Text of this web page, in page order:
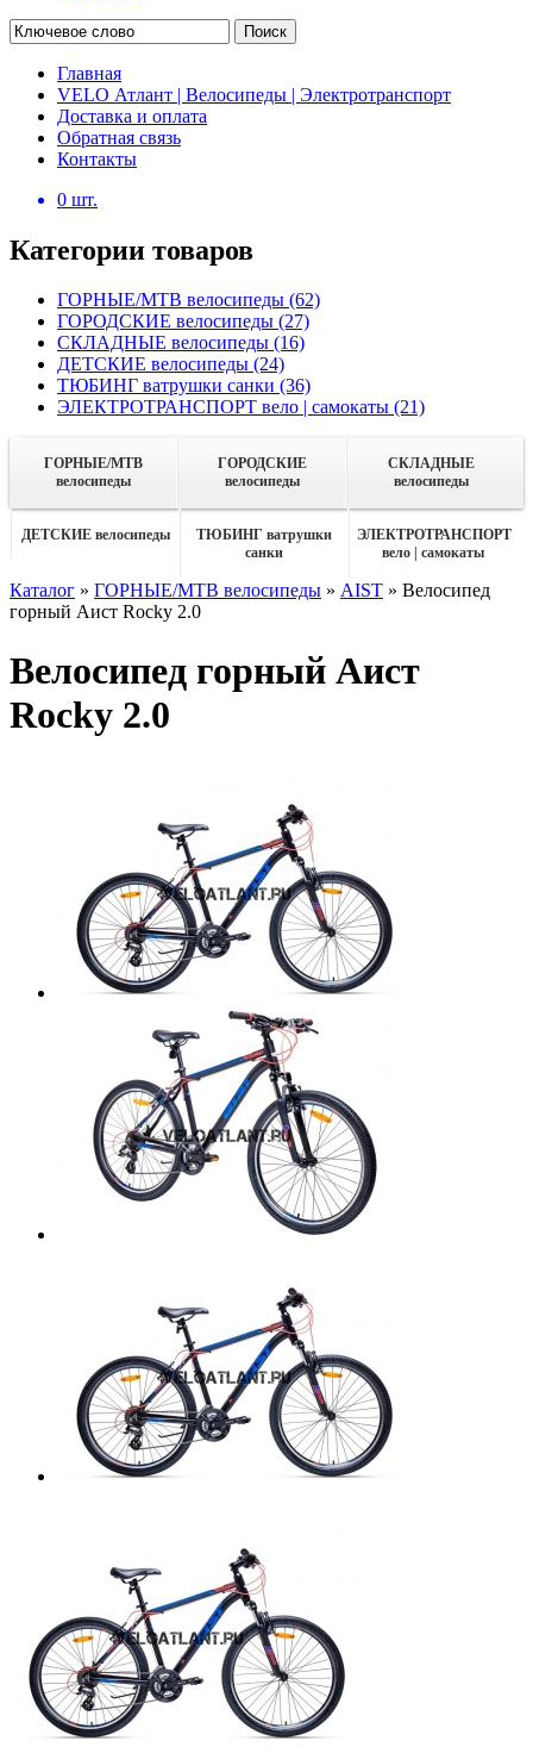
Поиск
Главная
VELO Атлант | Велосипеды | Электротранспорт
Доставка и оплата
Обратная связь
Контакты
0 шт.
Категории товаров
ГОРНЫЕ/MTB велосипеды (62)
ГОРОДСКИЕ велосипеды (27)
СКЛАДНЫЕ велосипеды (16)
ДЕТСКИЕ велосипеды (24)
ТЮБИНГ ватрушки санки (36)
ЭЛЕКТРОТРАНСПОРТ вело | самокаты (21)
ГОРНЫЕ/MTB
велосипеды
ГОРОДСКИЕ
велосипеды
СКЛАДНЫЕ
велосипеды
ДЕТСКИЕ велосипеды
ТЮБИНГ ватрушки
санки
ЭЛЕКТРОТРАНСПОРТ
вело | самокаты
Каталог » ГОРНЫЕ/MTB велосипеды » AIST » Велосипед
горный Аист Rocky 2.0
Велосипед горный Аист
Rocky 2.0